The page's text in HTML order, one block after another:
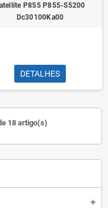
add
P855 P855-S5200
Dc30100Ka00
DETALHES
18 artigo(s)